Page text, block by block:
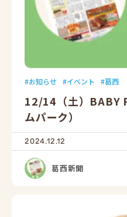
お知らせ イベント 葛西
12/14（土）BABY
ムパーク）
2024.12.12
葛西新聞